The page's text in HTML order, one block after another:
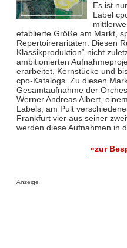
Es ist
Label
etablierte Größe am Markt,
Repertoireraritäten. Diesen
Klassikproduktion“ nicht
ambitionierten
erarbeitet, Kernstücke und
cpo-Katalogs. Zu diesen
Gesamtaufnahme der
Werner Andreas Albert,
Labels, am Pult
Frankfurt vier aus seiner
werden diese Aufnahmen in
»zur
Anzeige